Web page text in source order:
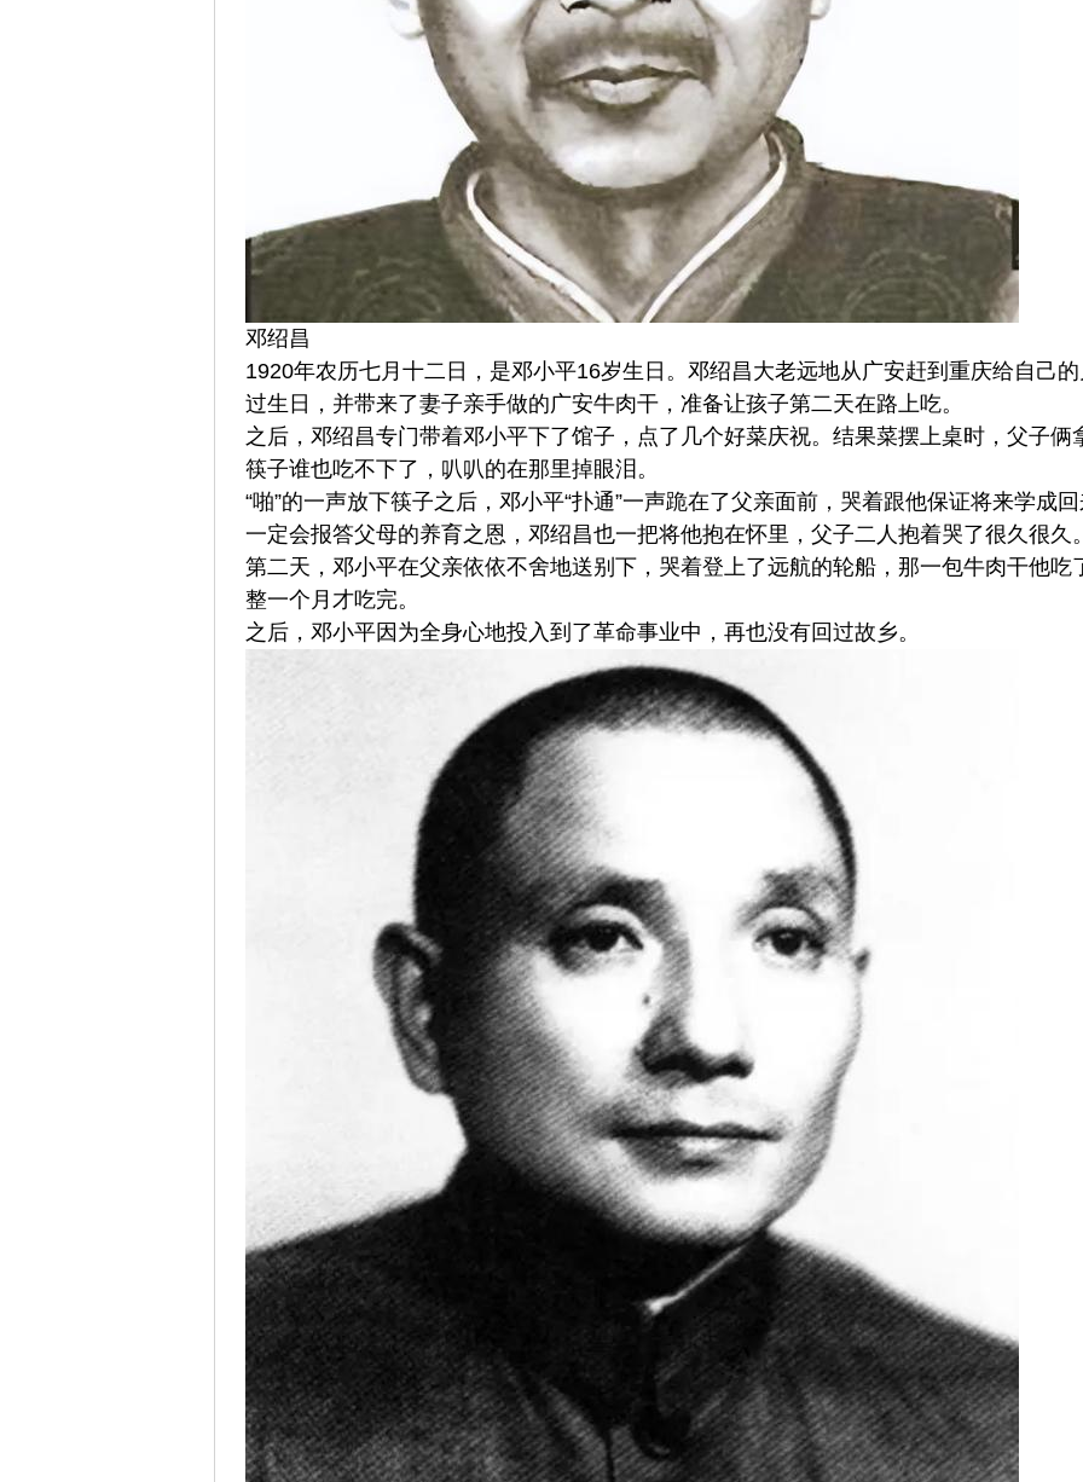
邓绍昌
1920年农历七月十二日，是邓小平16岁生日。邓绍昌大老远地从广安赶到重庆给自己
过生日，并带来了妻子亲手做的广安牛肉干，准备让孩子第二天在路上吃。
之后，邓绍昌专门带着邓小平下了馆子，点了几个好菜庆祝。结果菜摆上桌时，父子俩
筷子谁也吃不下了，叭叭的在那里掉眼泪。
“啪”的一声放下筷子之后，邓小平“扑通”一声跪在了父亲面前，哭着跟他保证将来学成
一定会报答父母的养育之恩，邓绍昌也一把将他抱在怀里，父子二人抱着哭了很久很久
第二天，邓小平在父亲依依不舍地送别下，哭着登上了远航的轮船，那一包牛肉干他吃
整一个月才吃完。
之后，邓小平因为全身心地投入到了革命事业中，再也没有回过故乡。